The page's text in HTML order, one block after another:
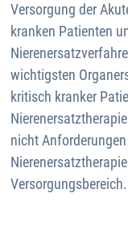
Versorgung der
kranken Patienten
wichtigsten
kritisch kranker
nicht
Versorgungsbereich.